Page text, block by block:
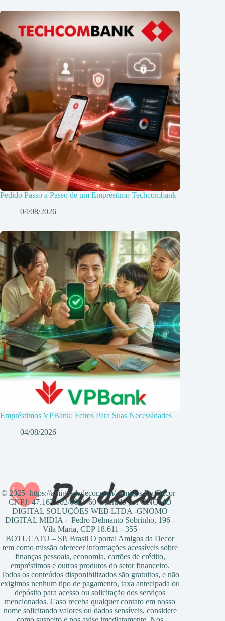
Pedido Passo a Passo de um Empréstimo Techcombank
04/08/2026
Empréstimos VPBank: Feitos Para Suas Necessidades
04/08/2026
© 2025 -https://amigosdadecor.com/ Amigos Da Decor |
CNPJ: 47.167.102/0001-60 Operado por GNOMO
DIGITAL SOLUÇÕES WEB LTDA -GNOMO
DIGITAL MIDIA - Pedro Delmanto Sobrinho, 196 -
Vila Maria, CEP 18.611 - 355
BOTUCATU – SP, Brasil O portal Amigos da Decor
tem como missão oferecer informações acessíveis sobre
finanças pessoais, economia, cartões de crédito,
empréstimos e outros produtos do setor financeiro.
Todos os conteúdos disponibilizados são gratuitos, e não
exigimos nenhum tipo de pagamento, taxa antecipada ou
depósito para acesso ou solicitação dos serviços
mencionados. Caso receba qualquer contato em nosso
nome solicitando valores ou dados sensíveis, considere